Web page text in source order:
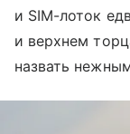
и SIM-лоток
и верхнем
назвать